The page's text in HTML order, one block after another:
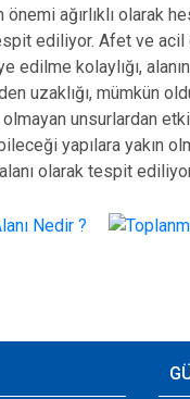
ağırlıklı olarak
ediliyor. Afet ve
edilme kolaylığı,
uzaklığı, mümkün
olmayan unsurlardan
yapılara yakın
olarak tespit